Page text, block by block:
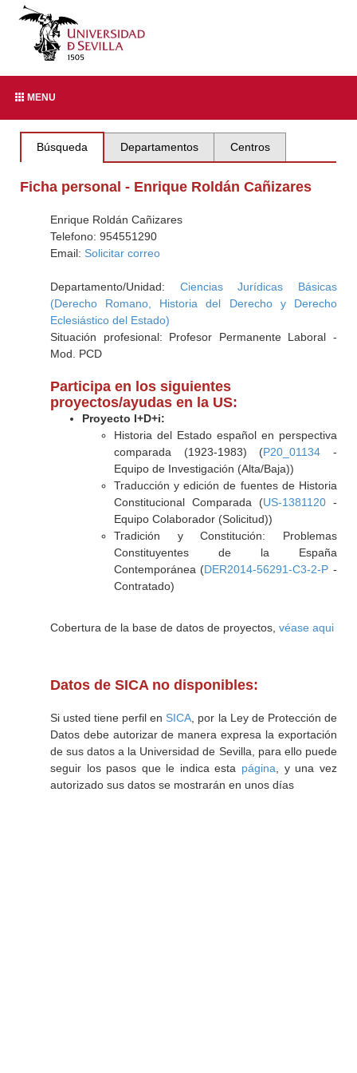
MENU
Búsqueda Departamentos Centros
Ficha personal - Enrique Roldán Cañizares
Enrique Roldán Cañizares
Telefono: 954551290
Email: Solicitar correo
Departamento/Unidad: Ciencias Jurídicas Básicas
(Derecho Romano, Historia del Derecho y Derecho
Eclesiástico del Estado)
Situación profesional: Profesor Permanente Laboral -
Mod. PCD
Participa en los siguientes
proyectos/ayudas en la US:
Proyecto I+D+i:
Historia del Estado español en perspectiva
comparada (1923-1983) (P20_01134 -
Equipo de Investigación (Alta/Baja))
Traducción y edición de fuentes de Historia
Constitucional Comparada (US-1381120-
Equipo Colaborador (Solicitud))
Tradición y Constitución: Problemas
Constituyentes de la España
Contemporánea (DER2014-56291-C3-2-P -
Contratado)
Cobertura de la base de datos de proyectos, véase aqui
Datos de SICA no disponibles:
Si usted tiene perfil en SICA , por la Ley de Protección de
Datos debe autorizar de manera expresa la exportación
de sus datos a la Universidad de Sevilla, para ello puede
seguir los pasos que le indica esta página , y una vez
autorizado sus datos se mostrarán en unos días